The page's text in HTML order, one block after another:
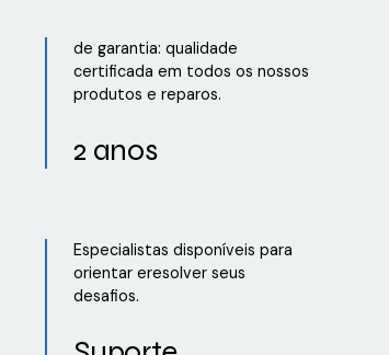
de garantia: qualidade
certificada em todos os nossos
produtos e reparos.
2 anos
Especialistas disponíveis para
orientar eresolver seus
desafios.